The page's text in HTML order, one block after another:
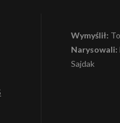
Wymyślił:
Narysowali:
Sajdak